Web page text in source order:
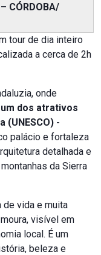
CÓRDOBA/
tour de dia inteiro
a cerca de 2h
onde
dos atrativos
(UNESCO) -
palácio e fortaleza
detalhada e
da Sierra
de vida e muita
visível em
local. É um
beleza e